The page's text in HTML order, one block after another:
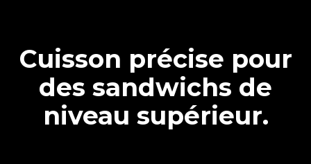
Cuisson précise pour
des sandwichs de
niveau supérieur.